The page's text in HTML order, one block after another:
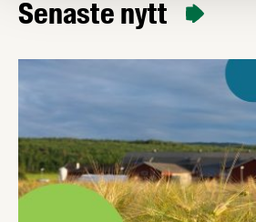
postadress på sina förpackningar.
Senaste nytt